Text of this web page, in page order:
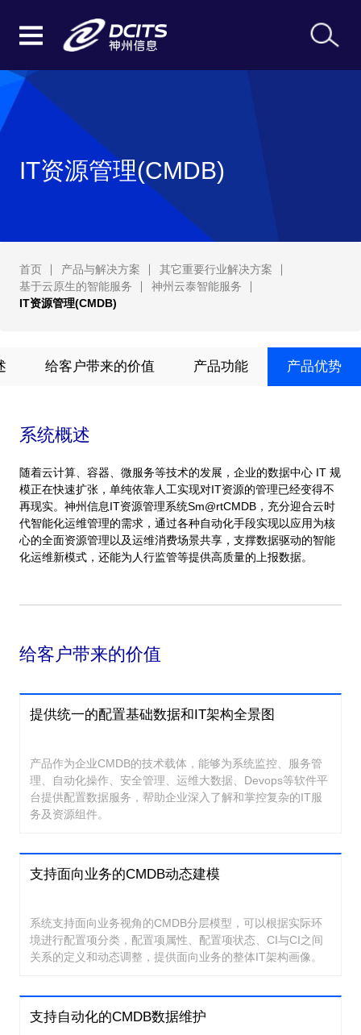
IT资源管理(CMDB)
首页 产品与解决方案
其它重要行业解决方案
基于云原生的智能服务
神州云泰智能服务
IT资源管理(CMDB)
给客户带来的价值 产品功能 产品优势
系统概述
随着云计算、容器、微服务等技术的发展，企业的数据中心 IT 规
模正在快速扩张，单纯依靠人工实现对IT资源的管理已经变得不
再现实。神州信息IT资源管理系统Sm@rtCMDB，充分迎合云时
代智能化运维管理的需求，通过各种自动化手段实现以应用为核
心的全面资源管理以及运维消费场景共享，支撑数据驱动的智能
化运维新模式，还能为人行监管等提供高质量的上报数据。
给客户带来的价值
提供统一的配置基础数据和IT架构全景图
产品作为企业CMDB的技术载体，能够为系统监控、服务管
理、自动化操作、安全管理、运维大数据、Devops等软件平
台提供配置数据服务，帮助企业深入了解和掌控复杂的IT服
务及资源组件。
支持面向业务的CMDB动态建模
系统支持面向业务视角的CMDB分层模型，可以根据实际环
境进行配置项分类，配置项属性、配置项状态、CI与CI之间
关系的定义和动态调整，提供面向业务的整体IT架构画像。
支持自动化的CMDB数据维护